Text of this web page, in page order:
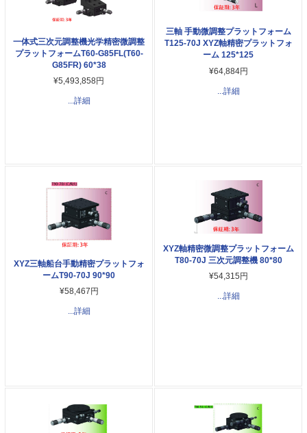
一体式三次元調整機光学精密微調整
プラットフォームT60-G85FL(T60-
G85FR) 60*38
¥5,493,858円
...詳細
三軸 手動微調整プラットフォーム
T125-70J XYZ軸精密プラットフォ
ーム 125*125
¥64,884円
...詳細
XYZ三軸船台手動精密プラットフォ
ームT90-70J 90*90
¥58,467円
...詳細
XYZ軸精密微調整プラットフォーム
T80-70J 三次元調整機 80*80
¥54,315円
...詳細